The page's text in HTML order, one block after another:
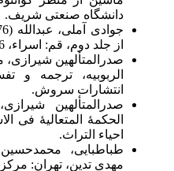
دانشگاه صنعتی شریف.
از جلد دوم، قم: اسراء، 1376.
الربوبیه، ترجمه و
انتشارات سروش.
الحکمۀ المتعالیۀ فى
احیاء التراث.
مهدی تدین، تهران: